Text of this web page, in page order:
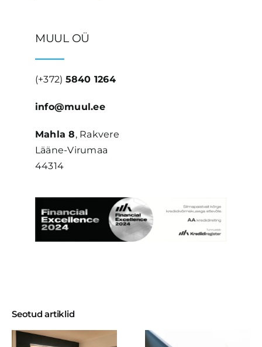
MUUL OÜ
(+372) 5840 1264
info@muul.ee
Mahla 8, Rakvere
Lääne-Virumaa
44314
Seotud artiklid